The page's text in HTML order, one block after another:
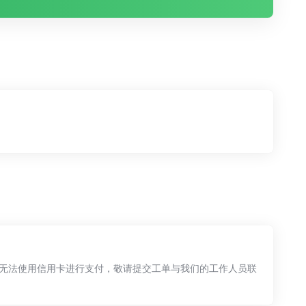
使用信用卡进行支付，敬请提交工单与我们的工作人员联